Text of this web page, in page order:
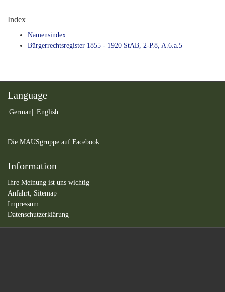
Index
Namensindex
Bürgerrechtsregister 1855 - 1920 StAB, 2-P.8, A.6.a.5
Language
German English
Die MAUSgruppe auf Facebook
Information
Ihre Meinung ist uns wichtig
Anfahrt, Sitemap
Impressum
Datenschutzerklärung